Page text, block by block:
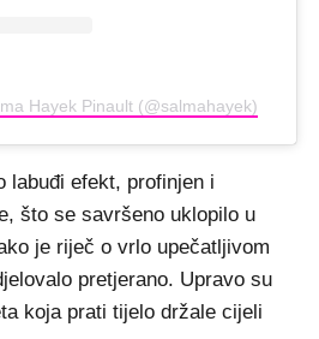
Hayek Pinault (@salmahayek)
labuđi efekt, profinjen i
što se savršeno uklopilo u
je riječ o vrlo upečatljivom
pretjerano. Upravo su
koja prati tijelo držale cijeli